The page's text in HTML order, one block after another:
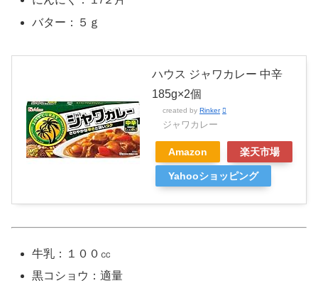
バター：５ｇ
ハウス ジャワカレー 中辛
185g×2個
created by Rinker
ジャワカレー
Amazon 楽天市場
Yahooショッピング
牛乳：１００㏄
黒コショウ：適量